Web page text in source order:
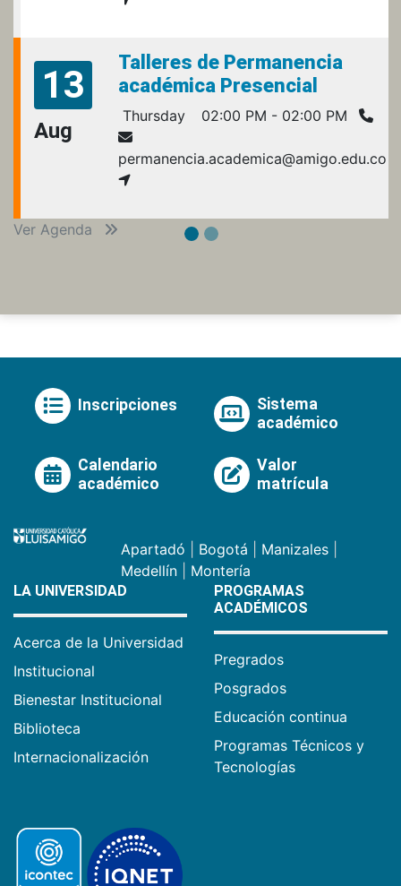
13
Aug
Talleres de Permanencia
académica Presencial
Thursday 02:00 PM - 02:00 PM
permanencia.academica@amigo.edu.co
Ver Agenda
Inscripciones
Sistema
académico
Calendario
académico
Valor
matrícula
Apartadó Bogotá Manizales
Medellín
Montería
LA UNIVERSIDAD
Acerca de la Universidad
Institucional
Bienestar Institucional
Biblioteca
Internacionalización
PROGRAMAS
ACADÉMICOS
Pregrados
Posgrados
Educación continua
Programas Técnicos y
Tecnologías